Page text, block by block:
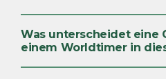
Was unterscheidet eine
einem Worldtimer in